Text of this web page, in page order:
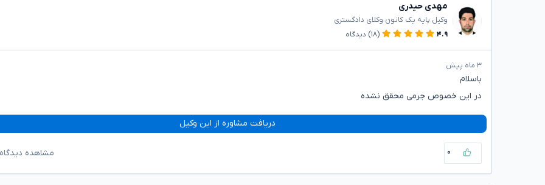
مهدی حیدری
وکیل پایه یک کانون وکلای دادگستری
۴.۹
(۱۸) دیدگاه
۳ ماه پیش
باسلام
در این خصوص جرمی محقق نشده
دریافت مشاوره از این وکیل
۰ مشاهده